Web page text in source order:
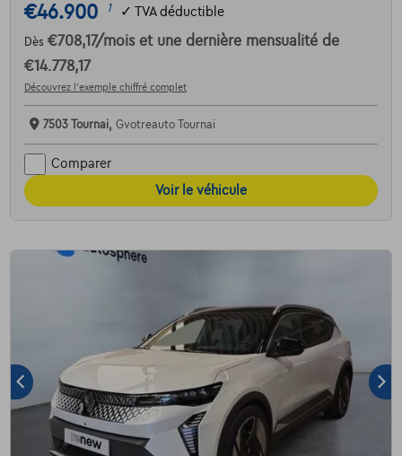
€46.900 1 ✓ TVA déductible
Dès €708,17/mois et une dernière mensualité de
€14.778,17
Découvrez l’exemple chiffré complet
7503 Tournai, Gvotreauto Tournai
Comparer
Voir le véhicule